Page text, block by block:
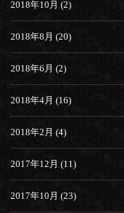
2018年10月 (2)
2018年8月 (20)
2018年6月 (2)
2018年4月 (16)
2018年2月 (4)
2017年12月 (11)
2017年10月 (23)